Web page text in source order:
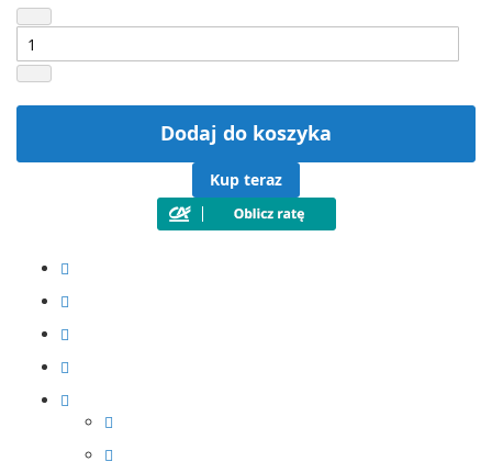
Dodaj do koszyka
Kup teraz